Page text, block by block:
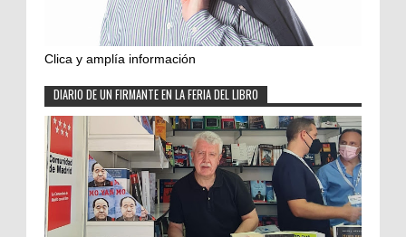
Clica y amplía información
DIARIO DE UN FIRMANTE EN LA FERIA DEL LIBRO